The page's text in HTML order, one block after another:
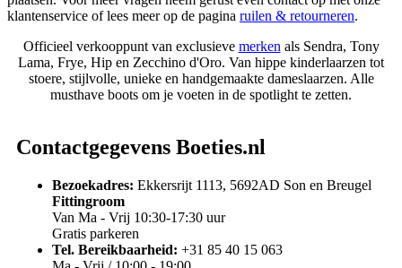
klantenservice of lees meer op de pagina ruilen & retourneren.
Officieel verkooppunt van exclusieve merken als Sendra, Tony
Lama, Frye, Hip en Zecchino d'Oro. Van hippe kinderlaarzen tot
stoere, stijlvolle, unieke en handgemaakte dameslaarzen. Alle
musthave boots om je voeten in de spotlight te zetten.
Contactgegevens Boeties.nl
Bezoekadres: Ekkersrijt 1113, 5692AD Son en Breugel
Fittingroom
Van Ma - Vrij 10:30-17:30 uur
Gratis parkeren
Tel. Bereikbaarheid: +31 85 40 15 063